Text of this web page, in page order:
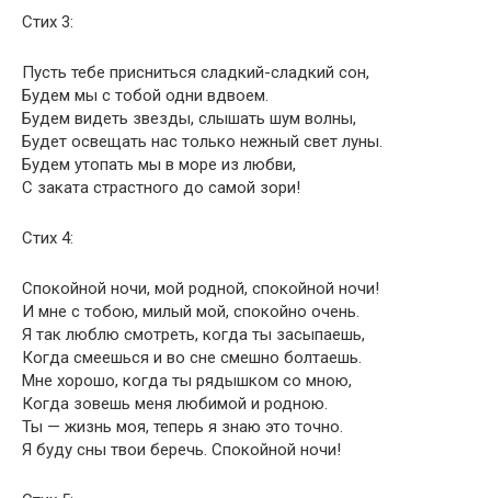
Стих 3:
Пусть тебе присниться сладкий-сладкий сон,
Будем мы с тобой одни вдвоем.
Будем видеть звезды, слышать шум волны,
Будет освещать нас только нежный свет луны.
Будем утопать мы в море из любви,
С заката страстного до самой зори!
Стих 4:
Спокойной ночи, мой родной, спокойной ночи!
И мне с тобою, милый мой, спокойно очень.
Я так люблю смотреть, когда ты засыпаешь,
Когда смеешься и во сне смешно болтаешь.
Мне хорошо, когда ты рядышком со мною,
Когда зовешь меня любимой и родною.
Ты — жизнь моя, теперь я знаю это точно.
Я буду сны твои беречь. Спокойной ночи!